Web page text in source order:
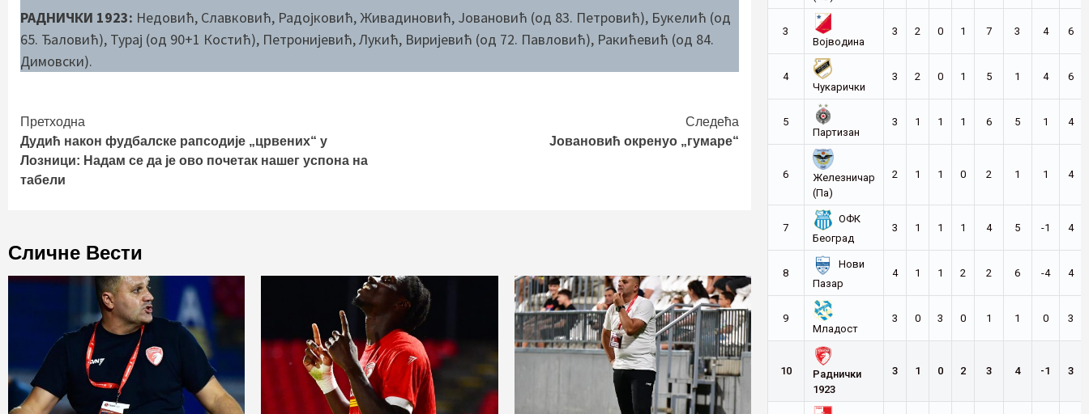
РАДНИЧКИ 1923: Недовић, Славковић, Радојковић, Живадиновић, Јовановић (од 83. Петровић), Букелић (од
65. Ђаловић), Турај (од 90+1 Костић), Петронијевић, Лукић, Виријевић (од 72. Павловић), Ракићевић (од 84.
Димовски).
Continue
Reading
Претходна
Дудић након фудбалске рапсодије „црвених“ у
Лозници: Надам се да је ово почетак нашег успона на
табели
Следећа
Јовановић окренуо „гумаре“
Сличне Вести
3
Војводина
3 2 0 1 7 3 4 6
4
Чукарички
3 2 0 1 5 1 4 6
5
Партизан
3 1 1 1 6 5 1 4
6
Железничар
(Па)
2 1 1 0 2 1 1 4
7
ОФК
Београд
3 1 1 1 4 5 -1 4
8
Нови
Пазар
4 1 1 2 2 6 -4 4
9
Младост
3 0 3 0 1 1 0 3
10
Раднички
1923
3 1 0 2 3 4 -1 3